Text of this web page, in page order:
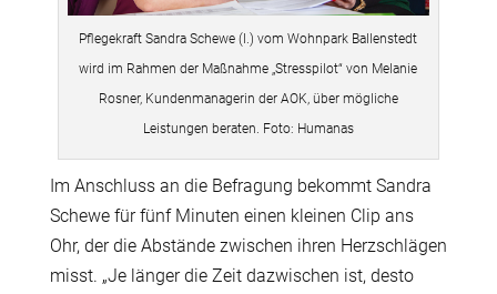
Pflegekraft Sandra Schewe (l.) vom Wohnpark Ballenstedt
wird im Rahmen der Maßnahme „Stresspilot“ von Melanie
Rosner, Kundenmanagerin der AOK, über mögliche
Leistungen beraten. Foto: Humanas
Im Anschluss an die Befragung bekommt Sandra
Schewe für fünf Minuten einen kleinen Clip ans
Ohr, der die Abstände zwischen ihren Herzschlägen
misst. „Je länger die Zeit dazwischen ist, desto